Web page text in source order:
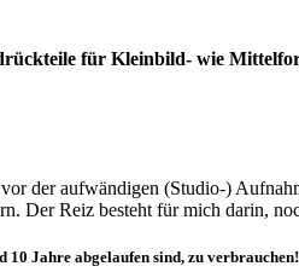
für Kleinbild- wie
der aufwändigen (Studio-)
Der Reiz besteht für mich darin,
Jahre abgelaufen sind, zu verbrauchen!